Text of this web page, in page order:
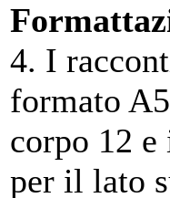
4. I
formato
corpo 12
per il lato